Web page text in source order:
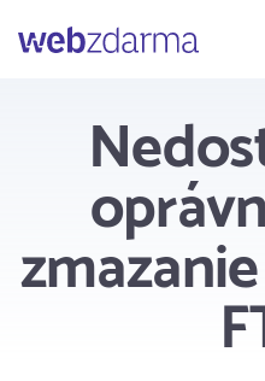
Webzdarma